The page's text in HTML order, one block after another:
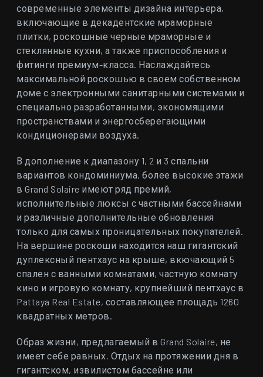
современные элементы дизайна интерьера,
включающие в декадентские мраморные
плитки, роскошные черные мраморные и
стеклянные кухни, а также приспособления и
фитинги премиум-класса. Наслаждайтесь
максимальной роскошью в своем собственном
доме с электронными санитарными системами и
специально разработанными, экономящими
пространствами и энергосберегающими
кондиционерами воздуха.
В дополнение к диапазону 1, 2 и 3 спальни
вариантов кондоминиума, более высокие этажи
в Grand Solaire имеют ряд премий,
исполнительные люксы с частными бассейнами
и различные дополнительные обновления
только для самых проницательных покупателей.
На вершине роскоши находится наш гигантский
дуплексный пентхаус на крыше, вкючающий 5
спален с ванными комнатами, частную комнату
кино и игровую комнату, крупнейший пентхаус в
Pattaya Real Estate, составляющее площадь 1260
квадратных метров.
Образ жизни, предлагаемый в Grand Solaire, не
имеет себе равных. Отдых на протяжении дня в
гигантском, извилистом бассейне или